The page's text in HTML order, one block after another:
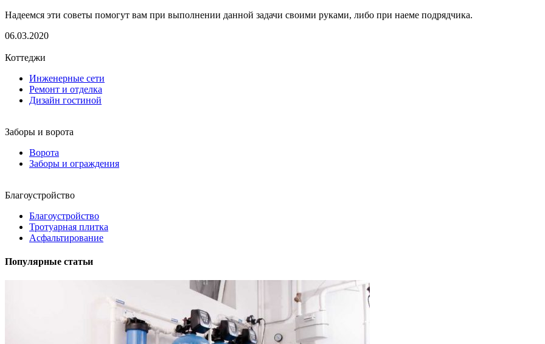
Надеемся эти советы помогут вам при выполнении данной задачи своими руками, либо при наеме подрядчика.
06.03.2020
Коттеджи
Инженерные сети
Ремонт и отделка
Дизайн гостиной
Заборы и ворота
Ворота
Заборы и ограждения
Благоустройство
Благоустройство
Тротуарная плитка
Асфальтирование
Популярные статьи